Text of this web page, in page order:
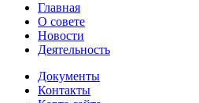
Главная
О совете
Новости
Деятельность
Документы
Контакты